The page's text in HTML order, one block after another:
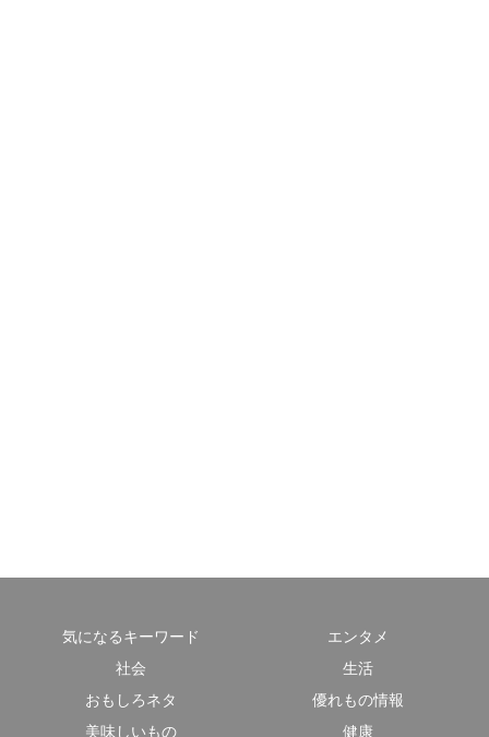
気になるキーワード
エンタメ
社会
生活
おもしろネタ
優れもの情報
美味しいもの
健康